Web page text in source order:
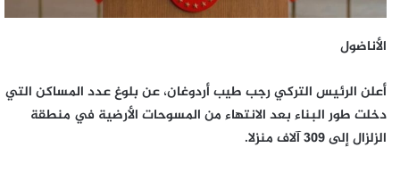
الأناضول
أعلن الرئيس التركي رجب طيب أردوغان، عن بلوغ عدد المساكن التي
دخلت طور البناء بعد الانتهاء من المسوحات الأرضية في منطقة
الزلزال إلى 309 آلاف منزلا.